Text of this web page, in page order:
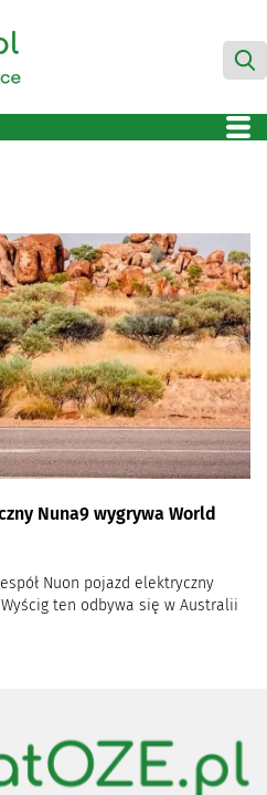
Nuna9 wygrywa World
Nuon pojazd elektryczny
ten odbywa się w Australii